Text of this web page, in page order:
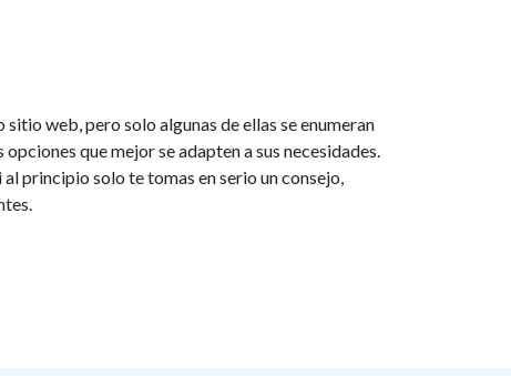
web, pero solo algunas de ellas se enumeran
que mejor se adapten a sus necesidades.
principio solo te tomas en serio un consejo,